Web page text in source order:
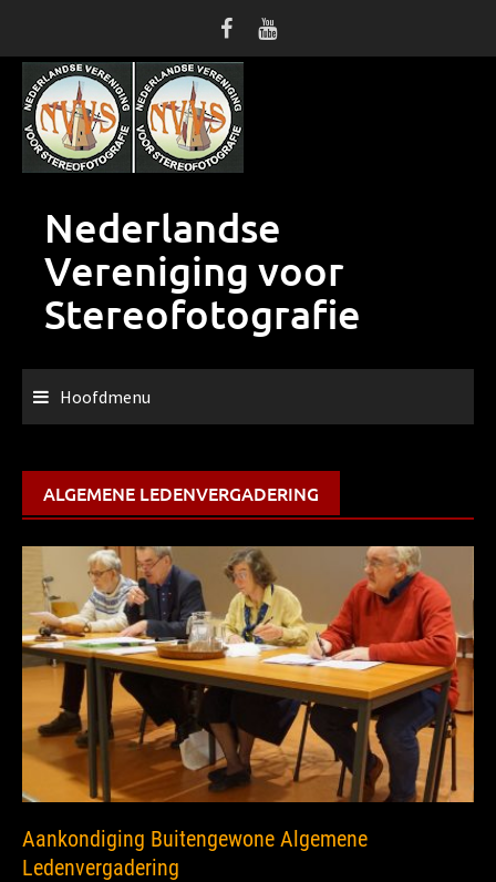
inhoud
Nederlandse
Vereniging voor
Stereofotografie
Hoofdmenu
ALGEMENE LEDENVERGADERING
Aankondiging Buitengewone Algemene
Ledenvergadering